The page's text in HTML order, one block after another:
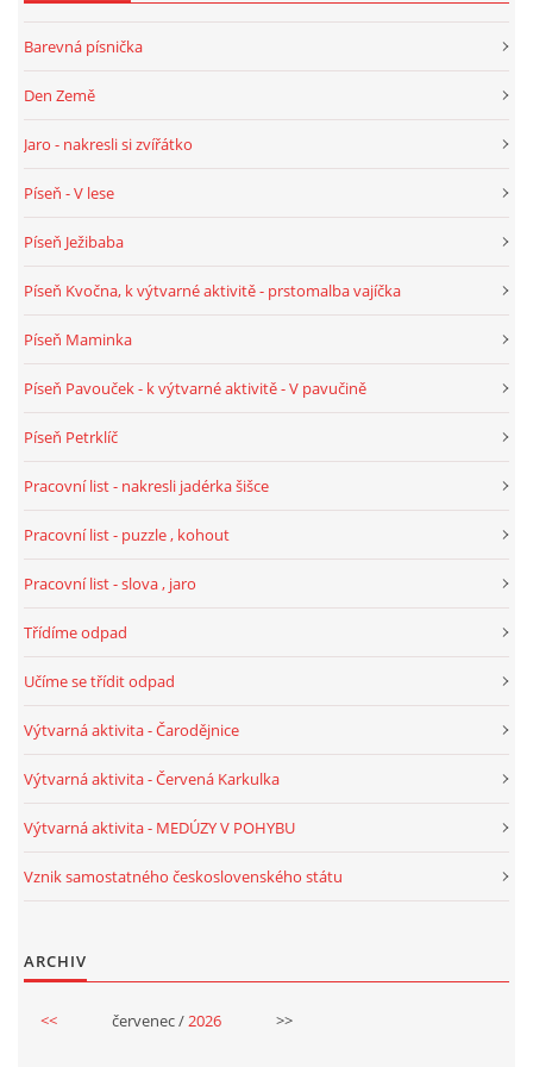
DUŠIČKY
SVATÁ KATEŘINA 25.LISTOPADU
MIKULÁŠ, ČERTI
VELIKONOCE
SVĚTOVÝ DEN VODY 22. BŘEZEN
KREATIVNÍ OVOCNÉ A ZELENINOVÉ MLSÁNÍ
RECENZE NA KNIHY
RECENZE NA HRAČKY
VÁNOČNÍ TVOŘENÍ
Barevná písnička
Den Země
Jaro - nakresli si zvířátko
Píseň - V lese
Píseň Ježibaba
Píseň Kvočna, k výtvarné aktivitě - prstomalba vajíčka
Píseň Maminka
Píseň Pavouček - k výtvarné aktivitě - V pavučině
Píseň Petrklíč
Pracovní list - nakresli jadérka šišce
Pracovní list - puzzle , kohout
Pracovní list - slova , jaro
Třídíme odpad
Učíme se třídit odpad
Výtvarná aktivita - Čarodějnice
Výtvarná aktivita - Červená Karkulka
Výtvarná aktivita - MEDÚZY V POHYBU
Vznik samostatného československého státu
ARCHIV
<< červenec /2026 >>